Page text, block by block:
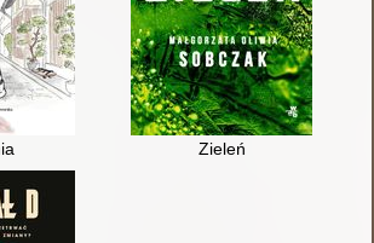
Zieleń